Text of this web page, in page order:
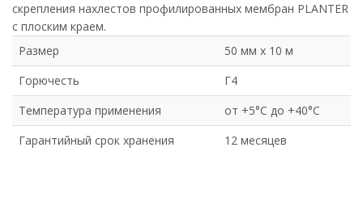
скрепления нахлестов профилированных мембран PLANTER
с плоским краем.
Размер
50 мм х 10 м
Горючесть
Г4
Температура применения
от +5°С до +40°С
Гарантийный срок хранения
12 месяцев